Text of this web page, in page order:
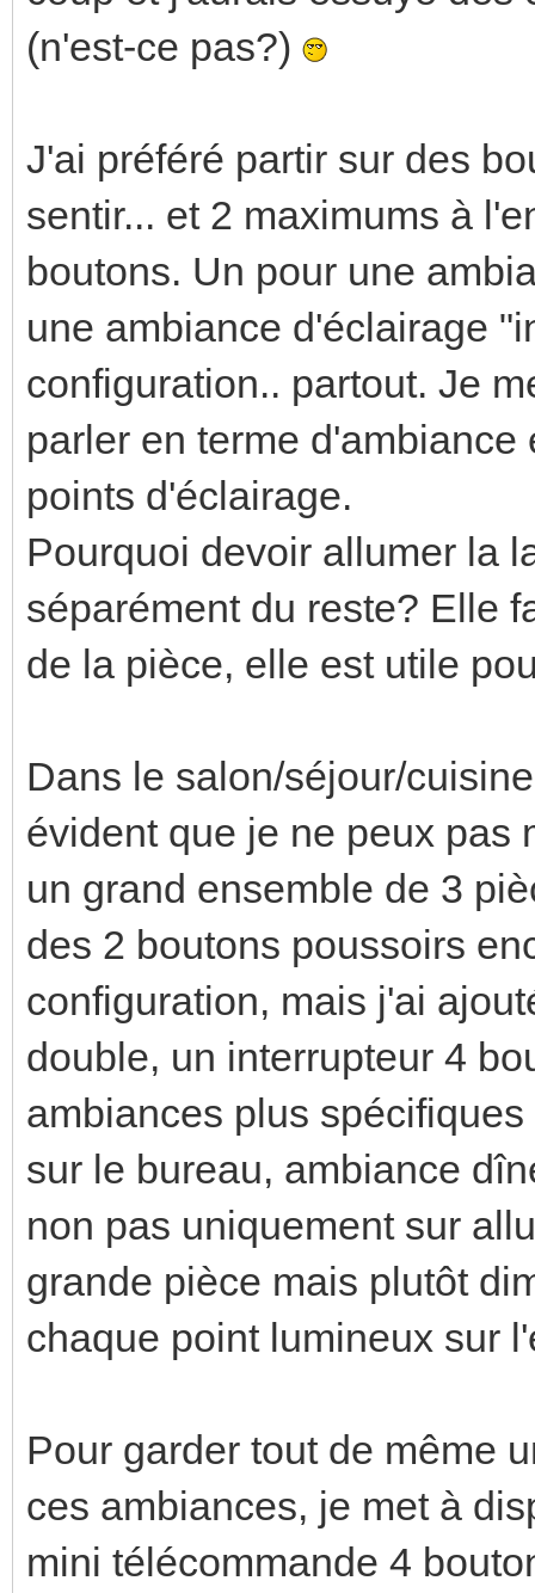
(n'est-ce pas?)
J'ai préféré partir sur des
sentir... et 2 maximums à
boutons. Un pour une
une ambiance d'éclairage
configuration.. partout. Je
parler en terme
points d'éclairage.
Pourquoi devoir allumer la
séparément du reste? Elle
de la pièce, elle est utile
Dans le salon/séjour/
évident que je ne peux pas
un grand ensemble de 3
des 2 boutons poussoirs
configuration, mais j'ai
double, un interrupteur 4
ambiances plus
sur le bureau, ambiance
non pas uniquement sur
grande pièce mais plutôt
chaque point lumineux sur
Pour garder tout de même
ces ambiances, je met à
mini télécommande 4